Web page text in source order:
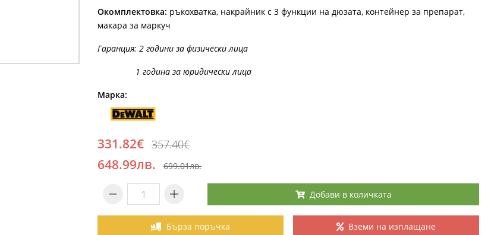
Окомплектовка: ръкохватка, накрайник с 3 функции на дюзата, контейнер за препарат,
макара за маркуч
Гаранция: 2 години за физически лица
1 година за юридически лица
Марка:
331.82€ 357.40€
648.99лв. 699.01лв.
Добави в количката
Бърза поръчка Вземи на изплащане